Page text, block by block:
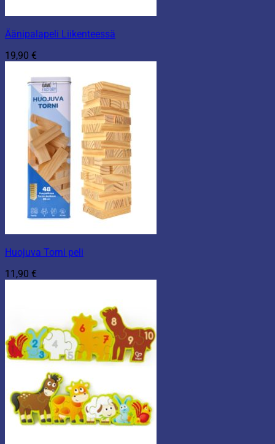
Äänipalapeli Liikenteessä
19,90 €
Huojuva Torni peli
11,90 €